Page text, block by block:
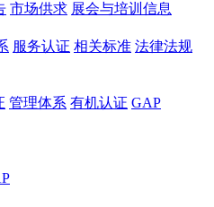
市场供求 展会与培训信息
服务认证 相关标准 法律法规
管理体系 有机认证 GAP